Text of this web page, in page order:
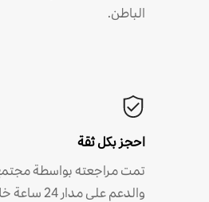
الباطن.
احجز بكل ثقة
تمت مراجعته بواسطة
والدعم على مدار 24 ساعة خلال إقامتك الطويلة.